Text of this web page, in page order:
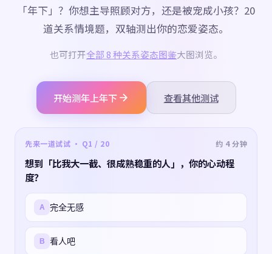
「年下」？你想主导照顾对方，还是被宠成小孩？20
道关系情境题，双轴测出你的恋爱姿态。
也可打开全部 8 种关系姿态图鉴大图浏览。
开始测年上年下 查看其他测试
先来一道试试 · Q1 / 20 约 4 分钟
想到「比我大一截、很成熟稳重的人」，你的心动程
度？
A 完全无感
B 看人吧